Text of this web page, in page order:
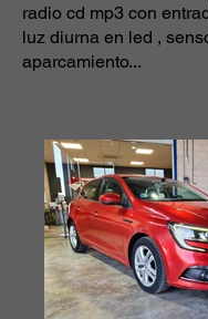
radio cd mp3 con
luz diurna en led ,
aparcamiento...